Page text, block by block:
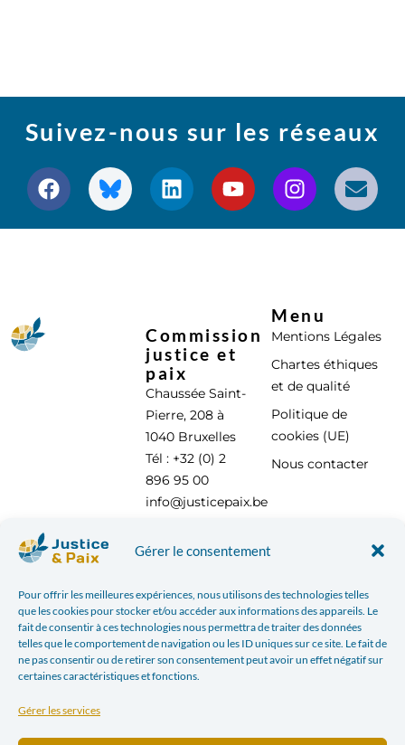
Gérer le consentement
Pour offrir les meilleures expériences, nous utilisons des technologies telles
que les cookies pour stocker et/ou accéder aux informations des appareils. Le
fait de consentir à ces technologies nous permettra de traiter des données
telles que le comportement de navigation ou les ID uniques sur ce site. Le fait de
ne pas consentir ou de retirer son consentement peut avoir un effet négatif sur
certaines caractéristiques et fonctions.
Gérer les services
Suivez-nous sur les réseaux
Commission
justice et
paix
Chaussée Saint-
Pierre, 208 à
1040 Bruxelles
Tél : +32 (0) 2
896 95 00
info@justicepaix.be
Menu
Mentions Légales
Chartes éthiques
et de qualité
Politique de
cookies (UE)
Nous contacter